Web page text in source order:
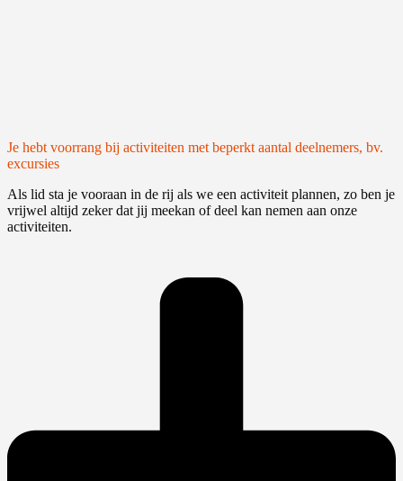
Je hebt voorrang bij activiteiten met beperkt aantal deelnemers, bv.
excursies
Als lid sta je vooraan in de rij als we een activiteit plannen, zo ben je
vrijwel altijd zeker dat jij meekan of deel kan nemen aan onze
activiteiten.